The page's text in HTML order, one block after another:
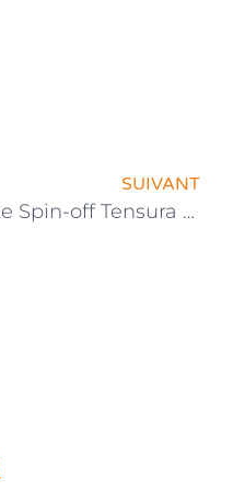
SUIVANT
Le Spin-off Tensura Nikki Tensei Shitara Slime Datta Ken adapté en anime !